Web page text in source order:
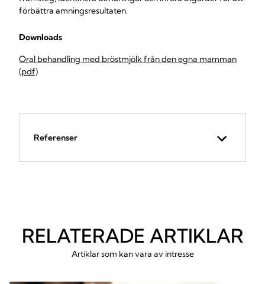
förbättra amningsresultaten.
Downloads
Oral behandling med bröstmjölk från den egna mamman
(pdf)
Referenser
RELATERADE ARTIKLAR
Artiklar som kan vara av intresse